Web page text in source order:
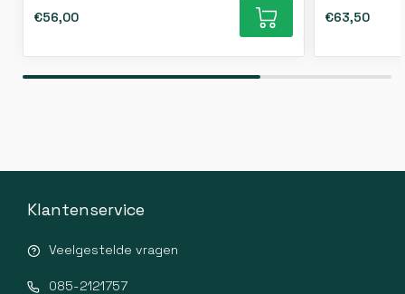
€56,00 €63,50
Klantenservice
Veelgestelde vragen
085-2121757